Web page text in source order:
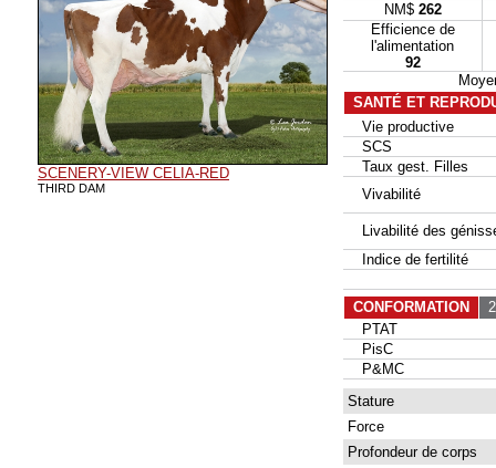
SCENERY-VIEW CELIA-RED
THIRD DAM
NM$ 262
Efficience de
l'alimentation
92
SANTÉ ET
Vie productive
SCS
Taux gest. Filles
Vivabilité
Livabilité des
Indice de fertilité
CONFORMATION
PTAT
PisC
P&MC
Stature
Force
Profondeur de corps